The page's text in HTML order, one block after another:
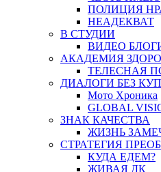
ПОЛИЦИЯ
НЕАДЕКВАТ
В СТУДИИ
ВИДЕО
АКАДЕМИЯ
ТЕЛЕСНАЯ
ДИАЛОГИ БЕЗ
Мото Хроника
GLOBAL
ЗНАК КАЧЕСТВА
ЖИЗНЬ
СТРАТЕГИЯ
КУДА ЕДЕМ?
ЖИВАЯ ДК